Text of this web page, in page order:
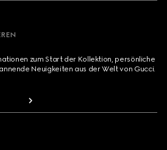
zum Start der Kollektion, persönliche
Neuigkeiten aus der Welt von Gucci.